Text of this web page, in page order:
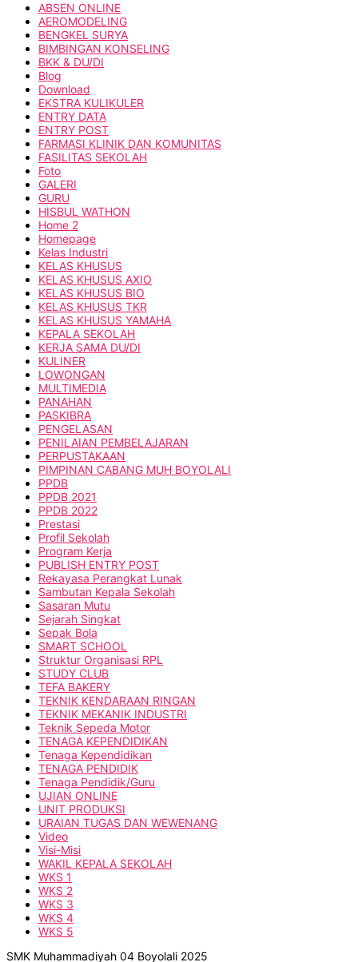
ABSEN ONLINE
AEROMODELING
BENGKEL SURYA
BIMBINGAN KONSELING
BKK & DU/DI
Blog
Download
EKSTRA KULIKULER
ENTRY DATA
ENTRY POST
FARMASI KLINIK DAN KOMUNITAS
FASILITAS SEKOLAH
Foto
GALERI
GURU
HISBUL WATHON
Home 2
Homepage
Kelas Industri
KELAS KHUSUS
KELAS KHUSUS AXIO
KELAS KHUSUS BIO
KELAS KHUSUS TKR
KELAS KHUSUS YAMAHA
KEPALA SEKOLAH
KERJA SAMA DU/DI
KULINER
LOWONGAN
MULTIMEDIA
PANAHAN
PASKIBRA
PENGELASAN
PENILAIAN PEMBELAJARAN
PERPUSTAKAAN
PIMPINAN CABANG MUH BOYOLALI
PPDB
PPDB 2021
PPDB 2022
Prestasi
Profil Sekolah
Program Kerja
PUBLISH ENTRY POST
Rekayasa Perangkat Lunak
Sambutan Kepala Sekolah
Sasaran Mutu
Sejarah Singkat
Sepak Bola
SMART SCHOOL
Struktur Organisasi RPL
STUDY CLUB
TEFA BAKERY
TEKNIK KENDARAAN RINGAN
TEKNIK MEKANIK INDUSTRI
Teknik Sepeda Motor
TENAGA KEPENDIDIKAN
Tenaga Kependidikan
TENAGA PENDIDIK
Tenaga Pendidik/Guru
UJIAN ONLINE
UNIT PRODUKSI
URAIAN TUGAS DAN WEWENANG
Video
Visi-Misi
WAKIL KEPALA SEKOLAH
WKS 1
WKS 2
WKS 3
WKS 4
WKS 5
SMK Muhammadiyah 04 Boyolali 2025